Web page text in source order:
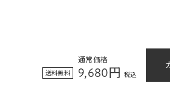
通常価格
送料無料 9,680円 税込